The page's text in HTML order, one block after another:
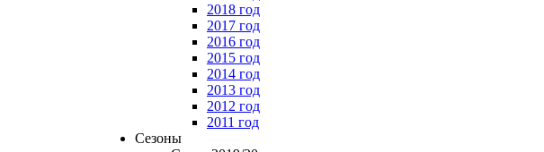
2018 год
2017 год
2016 год
2015 год
2014 год
2013 год
2012 год
2011 год
Сезоны